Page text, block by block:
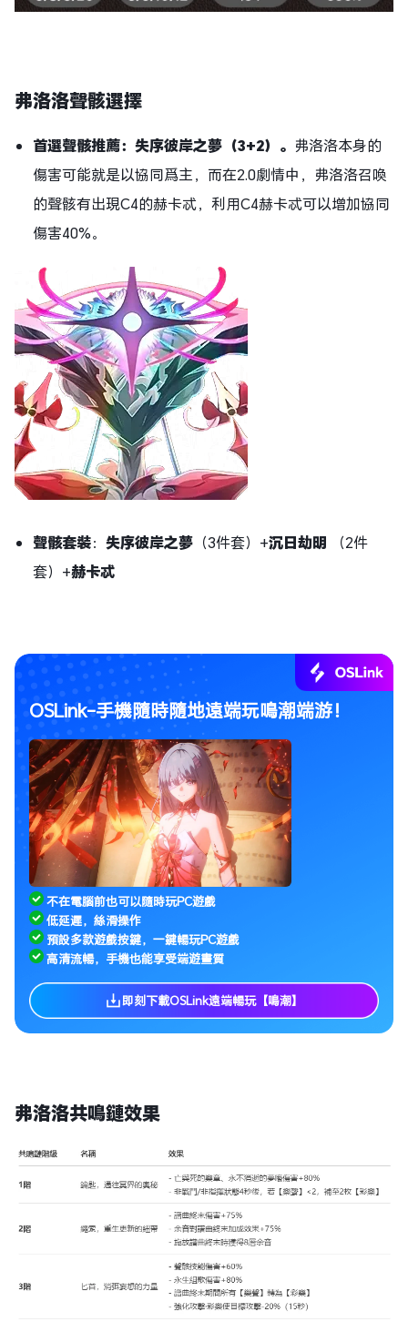
弗洛洛聲骸選擇
首選聲骸推薦：失序彼岸之夢（3+2）。 弗洛洛本身的
傷害可能就是以協同爲主，而在2.0劇情中，弗洛洛召喚
的聲骸有出現C4的赫卡忒，利用C4赫卡忒可以增加協同
傷害40%。
聲骸套裝： 失序彼岸之夢 （3件套）+沉日劫明 （2件
套）+赫卡忒
OSLink-手機隨時隨地遠端玩鳴潮端游！
不在電腦前也可以隨時玩PC遊戲
低延遲，絲滑操作
預設多款遊戲按鍵，一鍵暢玩PC遊戲
高清流暢，手機也能享受端遊畫質
即刻下載OSLink遠端暢玩【鳴潮】
弗洛洛共鳴鏈效果